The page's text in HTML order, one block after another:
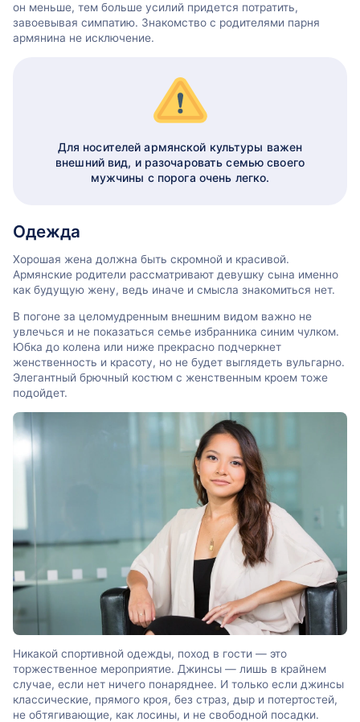
он меньше, тем больше усилий придется потратить,
завоевывая симпатию. Знакомство с родителями парня
армянина не исключение.
Для носителей армянской культуры важен
внешний вид, и разочаровать семью своего
мужчины с порога очень легко.
Одежда
Хорошая жена должна быть скромной и красивой.
Армянские родители рассматривают девушку сына именно
как будущую жену, ведь иначе и смысла знакомиться нет.
В погоне за целомудренным внешним видом важно не
увлечься и не показаться семье избранника синим чулком.
Юбка до колена или ниже прекрасно подчеркнет
женственность и красоту, но не будет выглядеть вульгарно.
Элегантный брючный костюм с женственным кроем тоже
подойдет.
Никакой спортивной одежды, поход в гости — это
торжественное мероприятие. Джинсы — лишь в крайнем
случае, если нет ничего понаряднее. И только если джинсы
классические, прямого кроя, без страз, дыр и потертостей,
не обтягивающие, как лосины, и не свободной посадки.